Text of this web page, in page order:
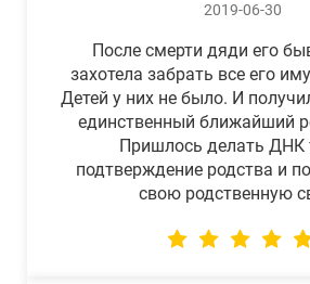
2019-06-30
После смерти дяди его
захотела забрать все его
Детей у них не было. И
единственный ближайший
Пришлось делать ДНК
подтверждение родства и
свою родственную